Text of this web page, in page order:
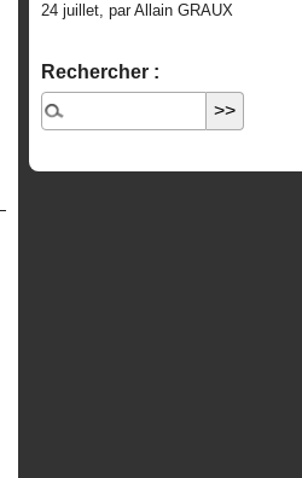
24 juillet, par Allain GRAUX
Rechercher :